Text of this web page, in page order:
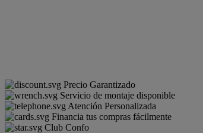
Precio Garantizado
Servicio de montaje disponible
Atención Personalizada
Financia tus compras fácilmente
Club Confo